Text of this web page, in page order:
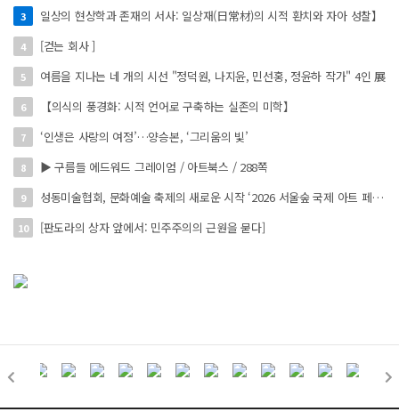
3 일상의 현상학과 존재의 서사: 일상재(日常材)의 시적 환치와 자아 성찰】
4 [걷는 회사 ]
5 여름을 지나는 네 개의 시선 "정덕원, 나지윤, 민선홍, 정윤하 작가" 4인 展
6 【의식의 풍경화: 시적 언어로 구축하는 실존의 미학】
7 ‘인생은 사랑의 여정’…양승본, ‘그리움의 빛’
8 ▶ 구름들 에드워드 그레이엄 / 아트북스 / 288쪽
9 성동미술협회, 문화예술 축제의 새로운 시작 ‘2026 서울숲 국제 아트 페스타’ 개최
10 [판도라의 상자 앞에서: 민주주의의 근원을 묻다]